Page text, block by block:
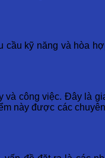
kỹ năng và hòa
công việc. Đây là
này được các